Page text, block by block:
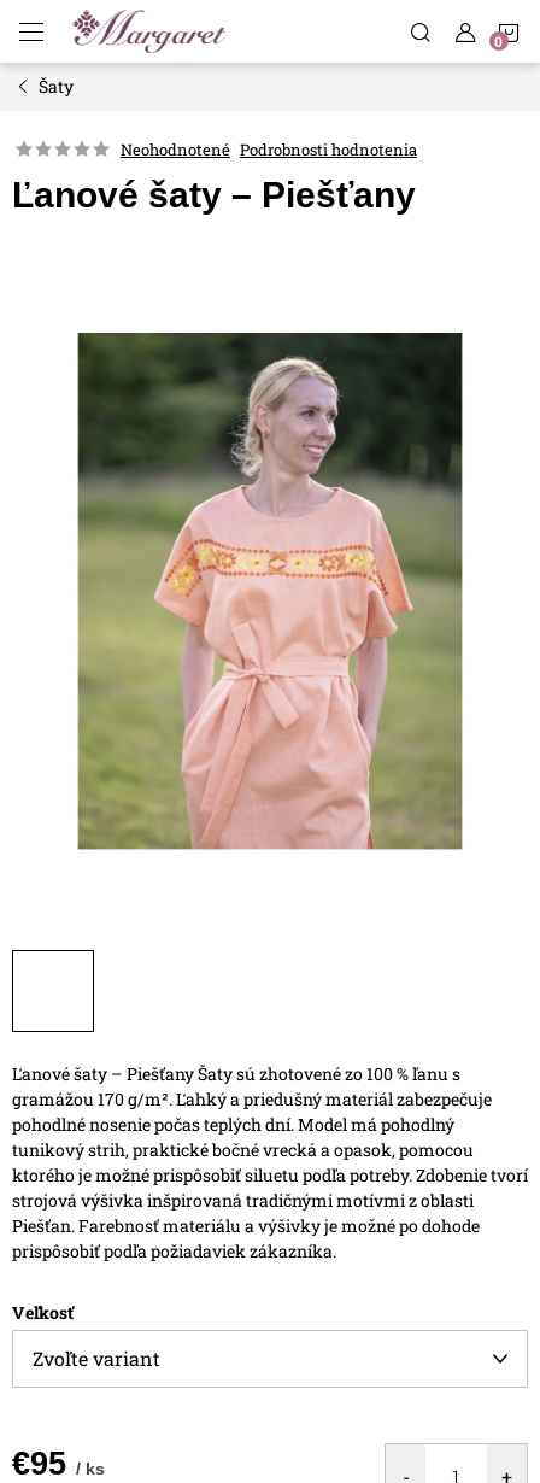
obsah
Šaty
Neohodnotené Podrobnosti hodnotenia
Ľanové šaty – Piešťany
Ľanové šaty – PiešťanyŠaty sú zhotovené zo 100 % ľanu s
gramážou 170 g/m². Ľahký a priedušný materiál zabezpečuje
pohodlné nosenie počas teplých dní.Model má pohodlný
tunikový strih, praktické bočné vrecká a opasok, pomocou
ktorého je možné prispôsobiť siluetu podľa potreby.Zdobenie tvorí
strojová výšivka inšpirovaná tradičnými motívmi z oblasti
Piešťan.Farebnosť materiálu a výšivky je možné po dohode
prispôsobiť podľa požiadaviek zákazníka.
Veľkosť
€95 / ks